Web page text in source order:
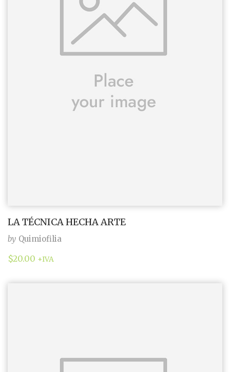
LA TÉCNICA HECHA ARTE
by Quimiofilia
$20.00 +IVA